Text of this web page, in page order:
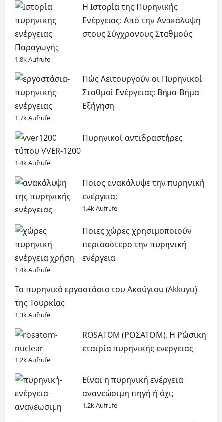
Η Ιστορία της Πυρηνικής
Ενέργειας: Από την Ανακάλυψη
στους Σύγχρονους Σταθμούς
Παραγωγής
1.8k Aufrufe
Πώς Λειτουργούν οι Πυρηνικοί
Σταθμοί Ενέργειας: Βήμα-Βήμα
Εξήγηση
1.7k Aufrufe
Πυρηνικοί αντιδραστήρες
τύπου VVER-1200
1.4k Aufrufe
Ποιος ανακάλυψε την πυρηνική
ενέργεια;
1.4k Aufrufe
Ποιες χώρες χρησιμοποιούν
περισσότερο την πυρηνική
ενέργεια
1.4k Aufrufe
Το πυρηνικό εργοστάσιο του Ακούγιου (Akkuyu)
της Τουρκίας
1.3k Aufrufe
ROSATOM (ΡΟΣΑΤΟΜ). Η Ρώσικη
εταιρία πυρηνικής ενέργειας
1.2k Aufrufe
Είναι η πυρηνική ενέργεια
ανανεώσιμη πηγή ή όχι;
1.2k Aufrufe